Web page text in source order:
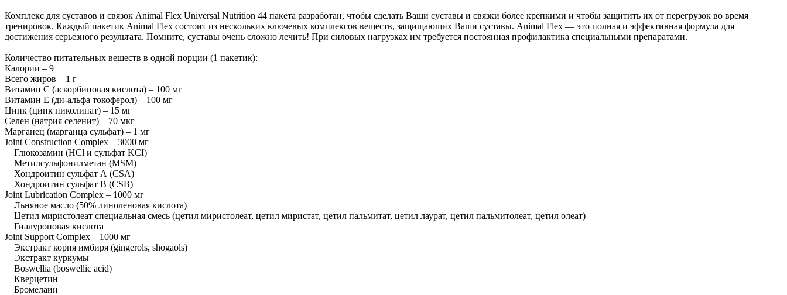
Комплекс для суставов и связок Animal Flex Universal Nutrition 44 пакета разработан, чтобы сделать Ваши суставы и связки более крепкими и чтобы защитить их от перегрузок во время
тренировок. Каждый пакетик Animal Flex состоит из нескольких ключевых комплексов веществ, защищающих Ваши суставы. Animal Flex — это полная и эффективная формула для
достижения серьезного результата. Помните, суставы очень сложно лечить! При силовых нагрузках им требуется постоянная профилактика специальными препаратами.
Количество питательных веществ в одной порции (1 пакетик):
Калории – 9
Всего жиров – 1 г
Витамин С (аскорбиновая кислота) – 100 мг
Витамин Е (ди-альфа токоферол) – 100 мг
Цинк (цинк пиколинат) – 15 мг
Селен (натрия селенит) – 70 мкг
Марганец (марганца сульфат) – 1 мг
Joint Construction Complex – 3000 мг
Глюкозамин (HCl и сульфат KCI)
Метилсульфонилметан (MSM)
Хондроитин сульфат А (CSA)
Хондроитин сульфат B (CSB)
Joint Lubrication Complex – 1000 мг
Льняное масло (50% линоленовая кислота)
Цетил миристолеат специальная смесь (цетил миристолеат, цетил миристат, цетил пальмитат, цетил лаурат, цетил пальмитолеат, цетил олеат)
Гиалуроновая кислота
Joint Support Complex – 1000 мг
Экстракт корня имбиря (gingerols, shogaols)
Экстракт куркумы
Boswellia (boswellic acid)
Кверцетин
Бромелаин